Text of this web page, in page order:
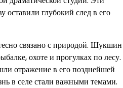
оставили глубокий след в его
связано с природой. Шукшин
охоте и прогулках по лесу.
отражение в его позднейшей
в селе стали важными темами.